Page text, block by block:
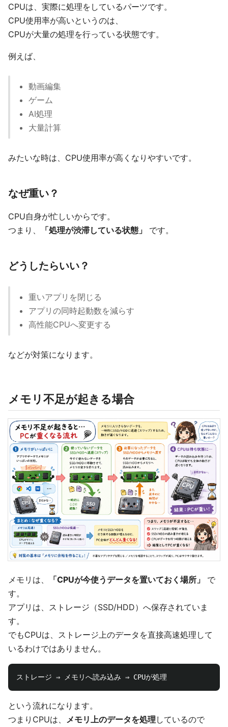
CPUは、実際に処理をしているパーツです。
CPU使用率が高いというのは、
CPUが大量の処理を行っている状態です。
例えば、
動画編集
ゲーム
AI処理
大量計算
みたいな時は、CPU使用率が高くなりやすいです。
なぜ重い？
CPU自身が忙しいからです。
つまり、
「処理が渋滞している状態」 です。
どうしたらいい？
重いアプリを閉じる
アプリの同時起動数を減らす
高性能CPUへ変更する
などが対策になります。
メモリ不足が起きる場合
メモリは、 「CPUが今使うデータを置いておく場所」
で
す。
アプリは、ストレージ（SSD/HDD）へ保存されていま
す。
でもCPUは、ストレージ上のデータを直接高速処理して
いるわけではありません。
という流れになります。
つまりCPUは、
メモリ上のデータを処理 しているので